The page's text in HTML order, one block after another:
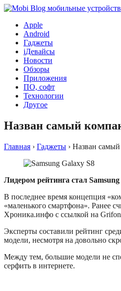
Apple
Android
Гаджеты
iДевайсы
Новости
Обзоры
Приложения
ПО, софт
Технологии
Другое
Назван самый
Главная › Гаджеты › Назван
Лидером рейтинга стал
В последнее время концепция
«маленького смартфона». Ранее
Хроника.инфо с ссылкой на
Эксперты составили рейтинг
модели, несмотря на довольно
Между тем, большие модели не
серфить в интернете.